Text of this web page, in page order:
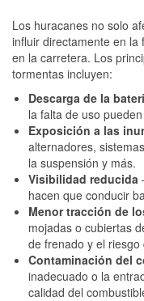
Los huracanes no solo
influir directamente en la
en la carretera. Los
tormentas incluyen:
Descarga de la
la falta de uso
Exposición a las
alternadores,
la suspensión y más.
Visibilidad reducida
hacen que conducir
Menor tracción de
mojadas o cubiertas
de frenado y el riesgo
Contaminación del
inadecuado o la
calidad del